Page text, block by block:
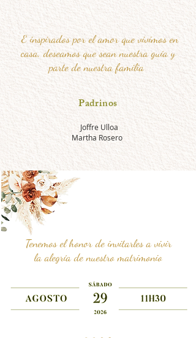
E inspirados por el amor que vivimos en
casa, deseamos que sean nuestra guía y
parte de nuestra familia
Padrinos
Joffre Ulloa
Martha Rosero
Tenemos el honor de invitarles a vivir
la alegría de nuestro matrimonio